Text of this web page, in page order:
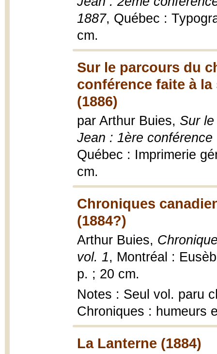
1887, Québec :
cm.
Sur le parcours du
conférence faite à la
(1886)
par Arthur Buies, Sur
Jean : 1ère
Québec : Imprimerie
cm.
Chroniques
(1884?)
Arthur Buies,
vol. 1, Montréal :
p. ; 20 cm.
Notes : Seul vol. paru
Chroniques : humeurs
La Lanterne (1884)